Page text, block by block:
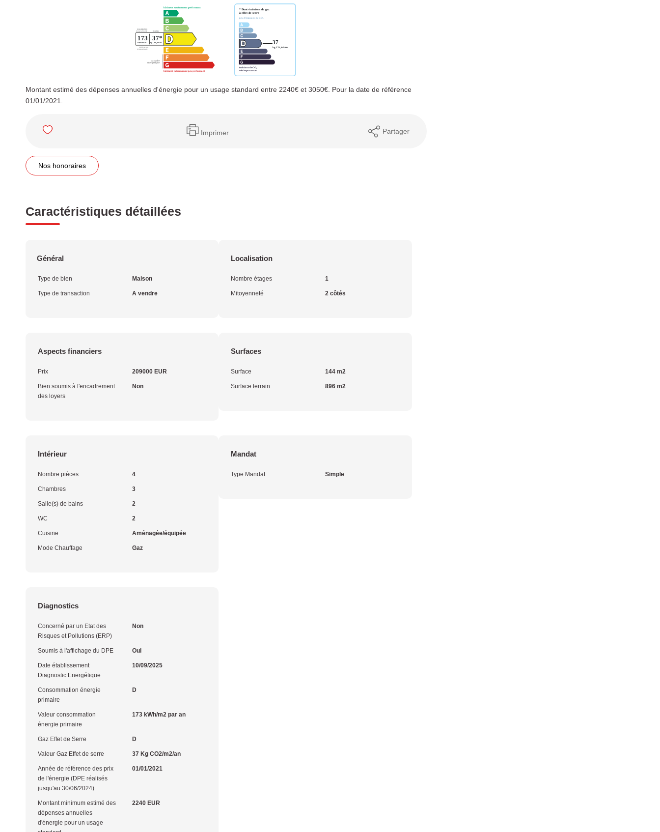
Montant estimé des dépenses annuelles d'énergie pour un usage standard entre 2240€ et 3050€. Pour la date de référence
01/01/2021.
Imprimer Partager
Nos honoraires
Caractéristiques détaillées
Général
Type de bien Maison
Type de transaction A vendre
Localisation
Nombre étages 1
Mitoyenneté 2 côtés
Aspects financiers
Prix 209000 EUR
Bien soumis à l'encadrement
des loyers
Non
Surfaces
Surface 144 m2
Surface terrain 896 m2
Intérieur
Nombre pièces 4
Chambres 3
Salle(s) de bains 2
WC 2
Cuisine Aménagée/équipée
Mode Chauffage Gaz
Mandat
Type Mandat Simple
Diagnostics
Concerné par un Etat des
Risques et Pollutions (ERP)
Non
Soumis à l'affichage du DPE Oui
Date établissement
Diagnostic Energétique
10/09/2025
Consommation énergie
primaire
D
Valeur consommation
énergie primaire
173 kWh/m2 par an
Gaz Effet de Serre D
Valeur Gaz Effet de serre 37 Kg CO2/m2/an
Année de référence des prix
de l'énergie (DPE réalisés
jusqu'au 30/06/2024)
01/01/2021
Montant minimum estimé des
dépenses annuelles
d'énergie pour un usage
2240 EUR